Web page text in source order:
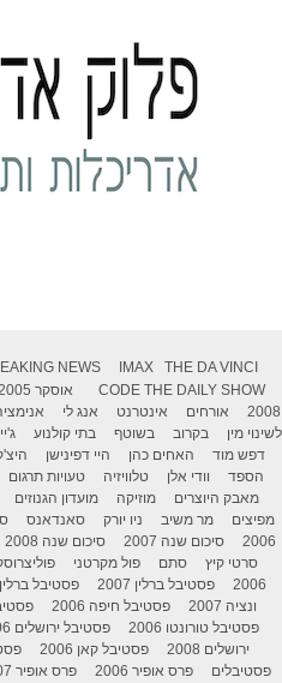
NEWS IMAX
THE DA VINCI
CODE THE DAILY SHOW אוסקר 2005
2008
אורחים אינטרנט אנג לי
לשינוי מין
בקרוב בשוטף בתי קולנוע
דפש מוד
האחים כהן היי דפינישן
הספד
וודי אלן טלוויזיה טעויות תרגום
מאבק היוצרים
מוזיקה מועדון הגנוזים
מפיצים
מר משיב ניו יורק סאנדאנס
2006
סיכום שנה 2007 סיכום שנה 2008
סרטי קיץ
סתם פול מקרטני
2006
פסטיבל ברלין 2007 פסטיבל ברלין 2008
ונציה 2007
פסטיבל חיפה 2006
פסטיבל טורונטו 2006
פסטיבל ירושלים 2006
ירושלים 2008
פסטיבל קאן 2006
פסטיבלים
פרס אופיר 2006 פרס אופיר 2007